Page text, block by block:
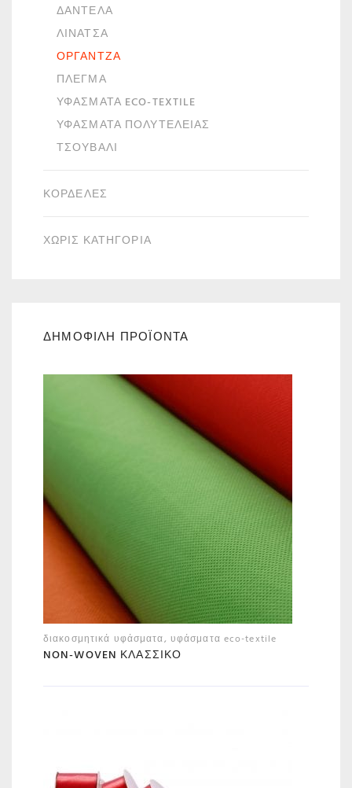
ΔΑΝΤΈΛΑ
ΛΙΝΆΤΣΑ
ΟΡΓΆΝΤΖΑ
ΠΛΈΓΜΑ
ΥΦΆΣΜΑΤΑ ECO-TEXTILE
ΥΦΆΣΜΑΤΑ ΠΟΛΥΤΕΛΕΊΑΣ
ΤΣΟΥΒΆΛΙ
ΚΟΡΔΈΛΕΣ
ΧΩΡΙΣ ΚΑΤΗΓΟΡΙΑ
ΔΗΜΟΦΙΛΗ ΠΡΟΪΟΝΤΑ
διακοσμητικά υφάσματα, υφάσματα eco-textile
NON-WOVEN ΚΛΑΣΣΙΚΌ